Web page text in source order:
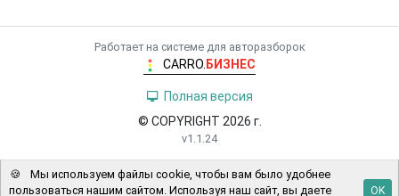
Работает на системе для авторазборок
CARRO. БИЗНЕС
Полная версия
© COPYRIGHT 2026 г.
v1.1.24
🍪
Мы используем файлы cookie, чтобы вам было удобнее
пользоваться нашим сайтом. Используя наш сайт, вы даете
OK